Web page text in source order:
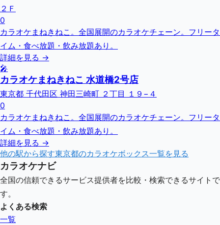
２Ｆ
0
カラオケまねきねこ。全国展開のカラオケチェーン。フリータ
イム・食べ放題・飲み放題あり。
詳細を見る →
🎤
カラオケまねきねこ 水道橋2号店
東京都 千代田区 神田三崎町 ２丁目 １９−４
0
カラオケまねきねこ。全国展開のカラオケチェーン。フリータ
イム・食べ放題・飲み放題あり。
詳細を見る →
他の駅から探す東京都のカラオケボックス一覧を見る
カラオケナビ
全国の信頼できるサービス提供者を比較・検索できるサイトで
す。
よくある検索
一覧